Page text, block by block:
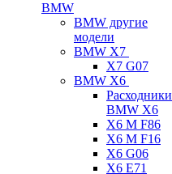
BMW
BMW другие
модели
BMW X7
X7 G07
BMW X6
Расходники
BMW X6
X6 M F86
X6 M F16
X6 G06
X6 E71